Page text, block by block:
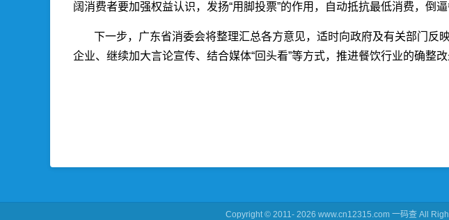
阔消费者要加强权益认识，发扬“用脚投票”的作用，自动抵抗最低消费，倒逼
下一步，广东省消委会将整理汇总各方意见，适时向政府及有关部门
企业、继续加大言论宣传、结合媒体“回头看”等方式，推进餐饮行业的确整
Copyright © 2011- 2026 www.cn12315.com 一码查 All